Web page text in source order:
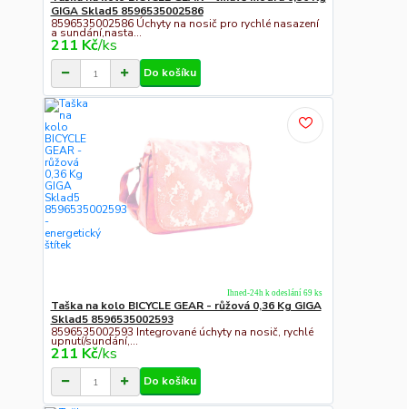
GIGA Sklad5 8596535002586
8596535002586 Úchyty na nosič pro rychlé nasazení
a sundání,nasta...
211 Kč/ks
Do košíku
Taška na kolo BICYCLE GEAR - růžová 0,36 Kg GIGA
Sklad5 8596535002593
8596535002593 Integrované úchyty na nosič, rychlé
upnutí/sundání,...
211 Kč/ks
Ihned-24h k odeslání 69 ks
Do košíku